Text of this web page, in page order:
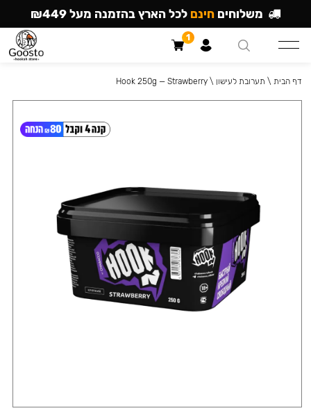
דף הבית \ תערובת לעישון \
Hook 250g — Strawberry
משלוחים חינם לכל הארץ בהזמנה מעל ₪449
1